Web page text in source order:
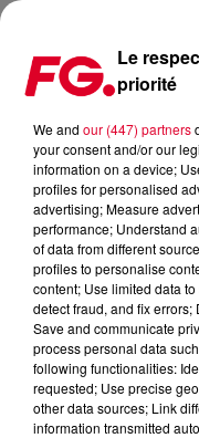
FG MIX DANCE : JAMES HYPE
Le
priorité
We and our (447) partners
your consent and/or our
information on a device;
profiles for personalised
advertising; Measure
performance; Understand
of data from different
profiles to personalise
content; Use limited data
detect fraud, and fix
Save and communicate
process personal data
following functionalities:
requested; Use precise
other data sources; Link
information transmitted